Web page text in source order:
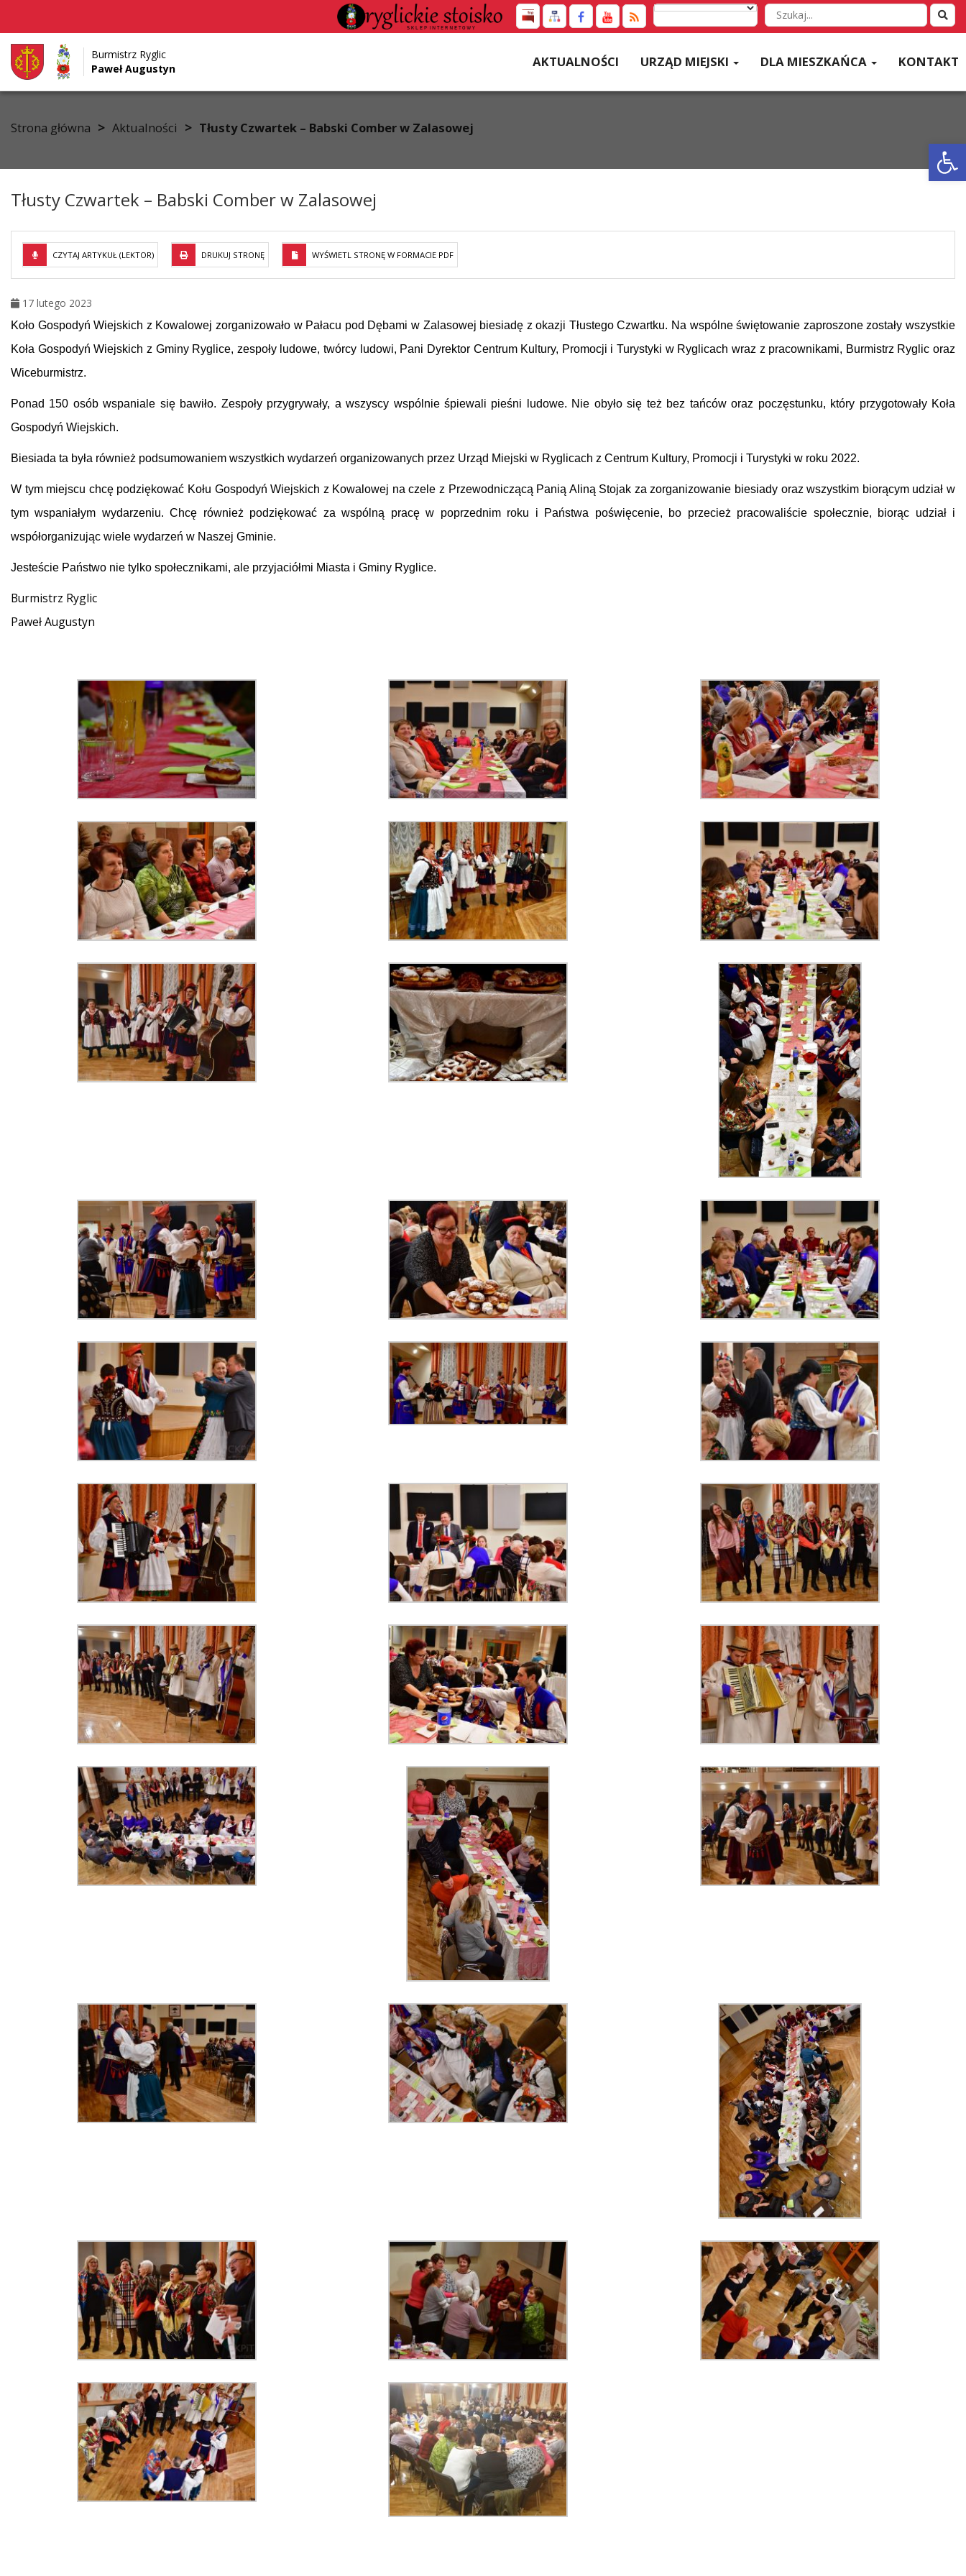
Przejdź do menu
Przejdź do głównej treści strony
Przejdź do stopki strony
Wyszukaj
w
Burmistrz Ryglic
Paweł Augustyn
AKTUALNOŚCI URZĄD MIEJSKI DLA MIESZKAŃCA KONTAKT
Strona główna > Aktualności > Tłusty Czwartek – Babski Comber w Zalasowej
Tłusty Czwartek – Babski Comber w Zalasowej
CZYTAJ ARTYKUŁ (LEKTOR) DRUKUJ STRONĘ WYŚWIETL STRONĘ W FORMACIE PDF
17 lutego 2023
Koło Gospodyń Wiejskich z Kowalowej zorganizowało w Pałacu pod Dębami w Zalasowej biesiadę z okazji Tłustego Czwartku. Na wspólne świętowanie zaproszone zostały wszystkie
Koła Gospodyń Wiejskich z Gminy Ryglice, zespoły ludowe, twórcy ludowi, Pani Dyrektor Centrum Kultury, Promocji i Turystyki w Ryglicach wraz z pracownikami, Burmistrz Ryglic oraz
Wiceburmistrz.
Ponad 150 osób wspaniale się bawiło. Zespoły przygrywały, a wszyscy wspólnie śpiewali pieśni ludowe. Nie obyło się też bez tańców oraz poczęstunku, który przygotowały Koła
Gospodyń Wiejskich.
Biesiada ta była również podsumowaniem wszystkich wydarzeń organizowanych przez Urząd Miejski w Ryglicach z Centrum Kultury, Promocji i Turystyki w roku 2022.
W tym miejscu chcę podziękować Kołu Gospodyń Wiejskich z Kowalowej na czele z Przewodniczącą Panią Aliną Stojak za zorganizowanie biesiady oraz wszystkim biorącym udział w
tym wspaniałym wydarzeniu. Chcę również podziękować za wspólną pracę w poprzednim roku i Państwa poświęcenie, bo przecież pracowaliście społecznie, biorąc udział i
współorganizując wiele wydarzeń w Naszej Gminie.
Jesteście Państwo nie tylko społecznikami, ale przyjaciółmi Miasta i Gminy Ryglice.
Burmistrz Ryglic
Paweł Augustyn